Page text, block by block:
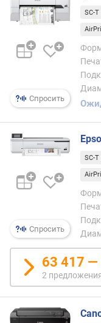
о
ъ
е
а
л
и
(
л
)
и
р
н
о
с
Спросить
SC-
Спросить
SC-
63 417 —
2